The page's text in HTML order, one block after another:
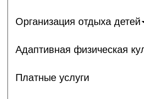
Организация отдыха детей
Адаптивная физическая
Платные услуги